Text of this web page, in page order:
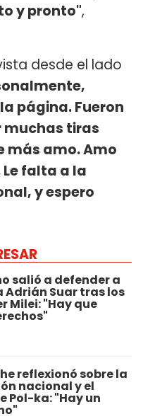
y pronto",
desde el lado
página. Fueron
muchas tiras
más amo. Amo
falta a la
y espero
salió a defender a
Adrián Suar tras los
Milei: "Hay que
reflexionó sobre la
nacional y el
Pol-ka: "Hay un